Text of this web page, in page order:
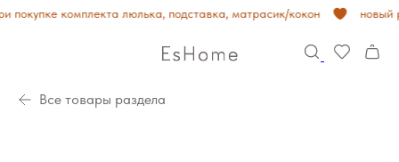
комплекта люлька, подставка, матрасик/кокон новый
Все товары раздела